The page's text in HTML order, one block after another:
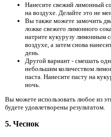
Нанесите свежий лимонный
на воздухе. Делайте это не
Вы также можете замочить
ложке свежего лимонного
натрите кукурузу лимонным
воздухе, а затем снова
день.
Другой вариант - смешать
небольшим количеством
паста. Нанесите пасту на
ночь.
Вы можете использовать любое из
будете удовлетворены результатом.
5. Чеснок